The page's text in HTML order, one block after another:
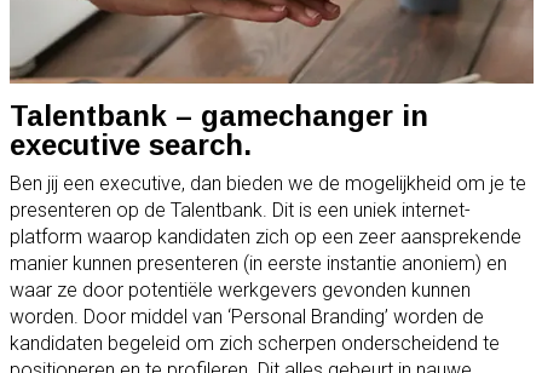
Talentbank – gamechanger in
executive search.
Ben jij een executive, dan bieden we de mogelijkheid om je te
presenteren op de Talentbank. Dit is een uniek internet-
platform waarop kandidaten zich op een zeer aansprekende
manier kunnen presenteren (in eerste instantie anoniem) en
waar ze door potentiële werkgevers gevonden kunnen
worden. Door middel van ‘Personal Branding’ worden de
kandidaten begeleid om zich scherpen onderscheidend te